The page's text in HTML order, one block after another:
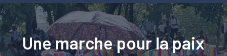
Une marche pour la paix